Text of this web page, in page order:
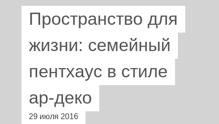
Пространство для
жизни: семейный
пентхаус в стиле
ар-деко
29 июля 2016